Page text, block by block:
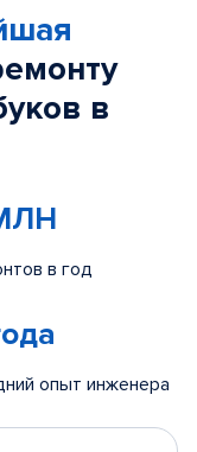
в
в год
опыт инженера